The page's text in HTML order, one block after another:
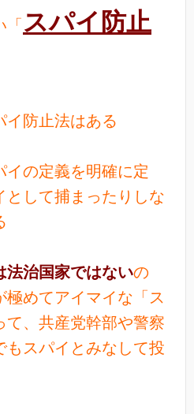
スパイ防止
イ防止法はある
イの定義を明確に定
として捕まったりしな
法治国家ではないの
極めてアイマイな「ス
て、共産党幹部や警察
もスパイとみなして投